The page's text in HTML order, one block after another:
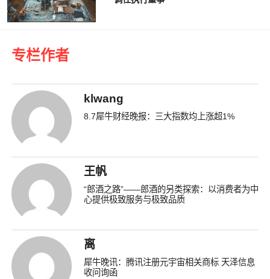
专栏作者
klwang
8.7犀牛财经晚报：三大指数均上涨超1%
王帆
“郎酒之路”——郎酒的另类探索：以消费者为中
心提供极致服务与极致品质
离
犀牛晚讯：腾讯注册元宇宙相关商标 天泽信息
收问询函